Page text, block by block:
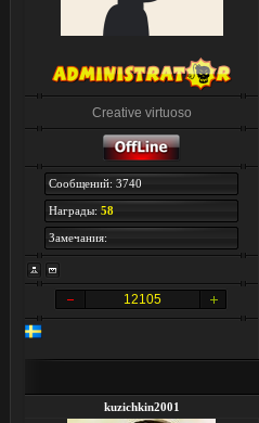
Creative virtuoso
Сообщений: 3740
Награды: 58
Замечания:
12105
kuzichkin2001